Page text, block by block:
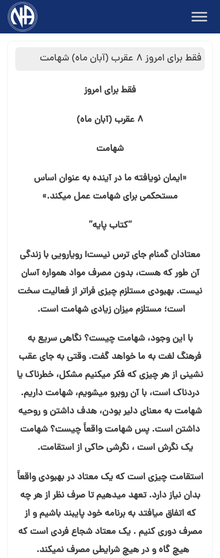
content
فقط برای امروز ۸ عقرب (آبان ماه) شهامت
فقط برای امروز
۸ عقرب (آبان ماه)
شهامت
«ایمان نویافته ما در آینده به عنوان اساس
مستحکمی برای شهامت عمل می⁯کند.»
“کتاب پایه”
معتادان گمنام جای ترس نیست! رویارویی با زندگی
آن طور که هست، بدون مصرف مواد همواره آسان
نیست. بهبودی مستلزم چیزی فراتر از فعالیت سخت
است؛ مستلزم میزان زیادی شهامت است.
با این وجود، شهامت چیست؟ نگاهی سریع به
فرهنگ لغت به ما خواهد گفت. وقتی به جای عقب⁯
نشینی از هر چیزی که فکر می⁯کنیم مشکل، خطرناک یا
دردناک است، با آن روبرو می⁯شویم، شهامت داریم.
شهامت به معنای دلیر بودن، هدف داشتن و روحیه
داشتن است. پس شهامت واقعاً چیست؟ شهامت
یک نگرش است ، نگرشی حاکی از استقامت.
استقامت چیزی است که یک معتاد در بهبودی واقعاً
بدان نیاز دارد. تعهد می⁯دهیم تا صرف نظر از هر چه
که اتفاق می⁯افتد به برنامه خود پایبند باشیم و از
مصرف دوری کنیم . یک معتاد شجاع فردی است که
هیچ گاه و در هیچ شرایطی مصرف نمی⁯کند.